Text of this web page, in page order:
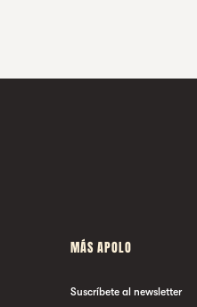
MÁS APOLO
Suscríbete al newsletter